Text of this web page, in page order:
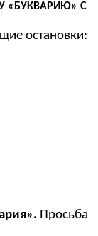
«БУКВАРИЮ» С
остановки:
Просьба